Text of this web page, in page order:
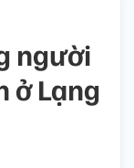
người
ở Lạng